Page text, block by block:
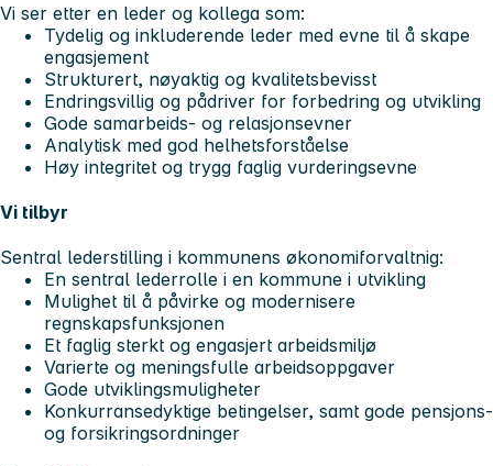
Vi ser etter en leder og kollega som:
Tydelig og inkluderende leder med evne til å skape
engasjement
Strukturert, nøyaktig og kvalitetsbevisst
Endringsvillig og pådriver for forbedring og utvikling
Gode samarbeids- og relasjonsevner
Analytisk med god helhetsforståelse
Høy integritet og trygg faglig vurderingsevne
Vi tilbyr
Sentral lederstilling i kommunens økonomiforvaltnig:
En sentral lederrolle i en kommune i utvikling
Mulighet til å påvirke og modernisere
regnskapsfunksjonen
Et faglig sterkt og engasjert arbeidsmiljø
Varierte og meningsfulle arbeidsoppgaver
Gode utviklingsmuligheter
Konkurransedyktige betingelser, samt gode pensjons-
og forsikringsordninger